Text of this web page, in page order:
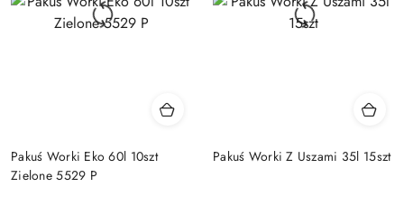
Pakuś Worki Eko 60l 10szt
Zielone 5529 P
Pakuś Worki Z Uszami 35l 15szt